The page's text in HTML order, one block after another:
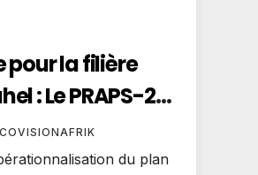
pour la filière
: Le PRAPS-2
du plan